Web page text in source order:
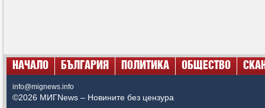
НАЧАЛО БЪЛГАРИЯ ПОЛИТИКА ОБЩЕСТВО
info@mignews.info
©2026 МИГNews – Новините без цензура